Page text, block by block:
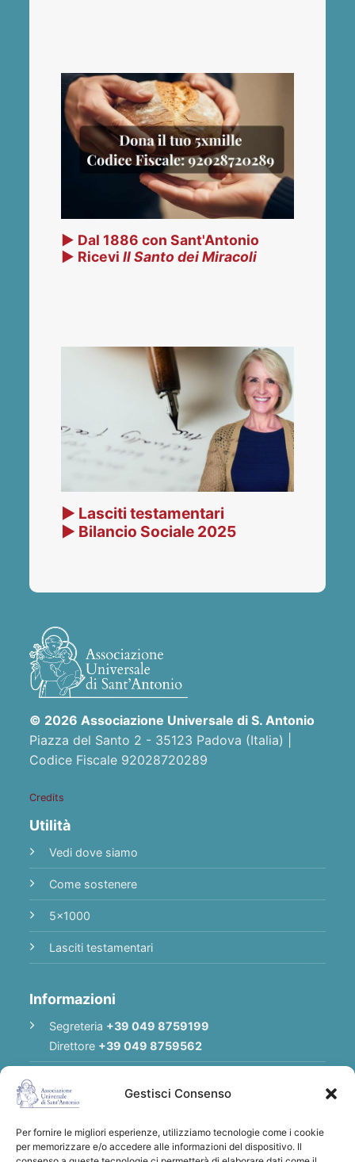
Gestisci Consenso
Per fornire le migliori esperienze, utilizziamo tecnologie come i cookie
per memorizzare e/o accedere alle informazioni del dispositivo. Il
▶ Dal 1886 con Sant'Antonio
▶ RiceviIl Santo dei Miracoli
▶ Lasciti testamentari
▶ Bilancio Sociale 2025
© 2026 Associazione Universale di S. Antonio
Piazza del Santo 2 - 35123 Padova (Italia) |
Codice Fiscale 92028720289
Credits
Utilità
Vedi dove siamo
Come sostenere
5x1000
Lasciti testamentari
Informazioni
Segreteria +39 049 8759199
Direttore +39 049 8759562
E-mail
Privacy Policy